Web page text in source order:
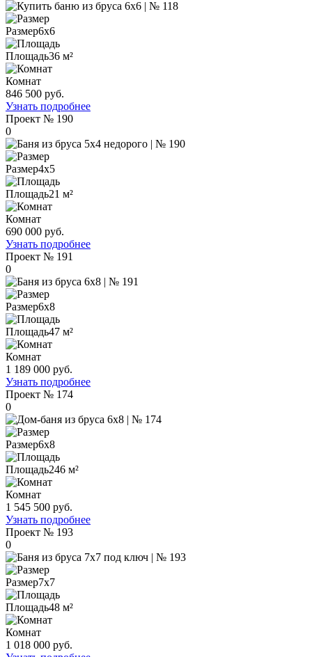
Размер6х6
Площадь36 м²
Комнат
846 500 руб.
Узнать подробнее
Проект № 190
0
Размер4х5
Площадь21 м²
Комнат
690 000 руб.
Узнать подробнее
Проект № 191
0
Размер6х8
Площадь47 м²
Комнат
1 189 000 руб.
Узнать подробнее
Проект № 174
0
Размер6х8
Площадь246 м²
Комнат
1 545 500 руб.
Узнать подробнее
Проект № 193
0
Размер7х7
Площадь48 м²
Комнат
1 018 000 руб.